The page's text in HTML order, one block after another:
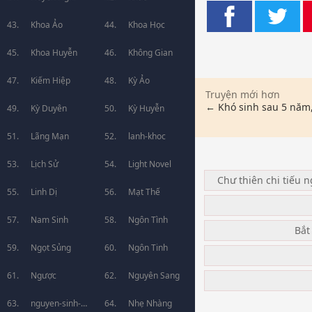
Khoa Ảo Khoa Học
Khoa Huyễn Không Gian
Kiếm Hiệp Kỳ Ảo
Kỳ Duyên Kỳ Huyễn
Lãng Mạn lanh-khoc
Lịch Sử Light Novel
Linh Dị Mạt Thế
Nam Sinh Ngôn Tình
Ngọt Sủng Ngôn Tinh
Ngược Nguyên Sang
nguyen-sinh- Nhẹ Nhàng
Truyện mới hơn
← Khó sinh sau 5
Chư thiên chi tiếu